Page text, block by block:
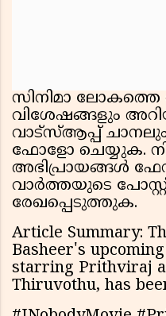
സിനിമാ
വിശേഷങ്ങളും
വാട്സ്ആപ്പ്
ഫോളോ ചെയ്യുക.
അഭിപ്രായങ്ങൾ
വാർത്തയുടെ
രേഖപ്പെടുത്തുക.
Article Summary:
Basheer's
starring Prithviraj
Thiruvothu, has